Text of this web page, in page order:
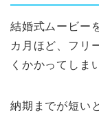
結婚式ムービー
カ月ほど、フリ
くかかってしま
納期までが短い